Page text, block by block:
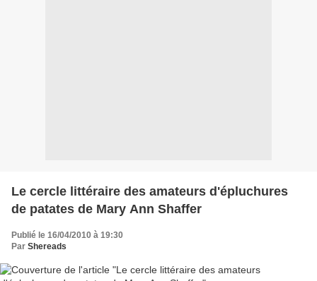
Le cercle littéraire des amateurs d'épluchures
de patates de Mary Ann Shaffer
Publié le 16/04/2010 à 19:30
Par Shereads